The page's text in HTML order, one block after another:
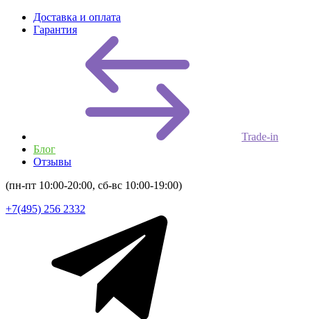
Доставка и оплата
Гарантия
Trade-in
Блог
Отзывы
(пн-пт 10:00-20:00, сб-вс 10:00-19:00)
+7(495) 256 2332